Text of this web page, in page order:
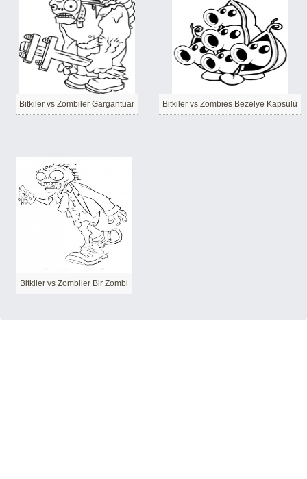
Bitkiler vs Zombiler Gargantuar Bitkiler vs Zombies Bezelye Kapsülü
Bitkiler vs Zombiler Bir Zombi